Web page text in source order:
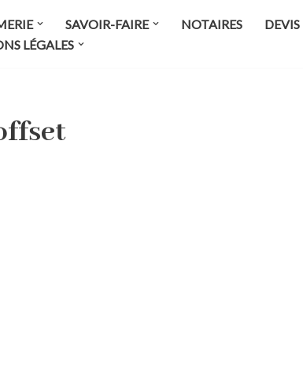
SAVOIR-FAIRE NOTAIRES DEVIS
LÉGALES